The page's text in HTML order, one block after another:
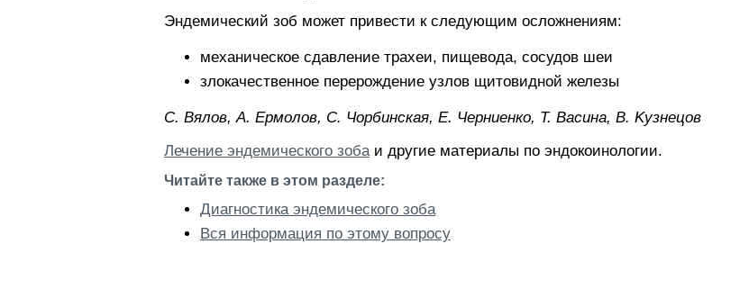
Эндемический зоб может привести к следующим осложнениям:
механическое сдавление трахеи, пищевода, сосудов шеи
злокачественное перерождение узлов щитовидной железы
C. Bялoв, A. Epмoлoв, C. Чopбинcкaя, E. Чepниeнкo, Т. Bacинa, B. Kyзнeцoв
Лечение эндемического зобаи другие материалы по эндокоинологии.
Читайте также в этом разделе:
Диагностика эндемического зоба
Вся информация по этому вопросу